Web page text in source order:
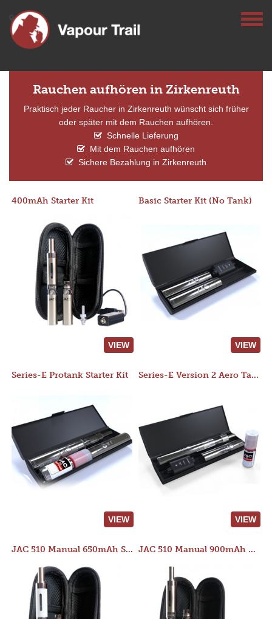
Rauchen aufhören in Zirkenreuth
Praktisch jeder Raucher in Zirkenreuth wünscht sich früher
oder später mit dem Rauchen aufhören.
Schnelle Lieferung
Mit dem Rauchen aufhören
Sichere Bezahlung in Zirkenreuth
400mAh Starter Kit
VIEW
Basic Starter Kit (No Tank)
VIEW
Series-E Protank Starter Kit
VIEW
Series-E Version 2 Aero Tank Starter Kit
VIEW
JAC 510 Manual 650mAh Starter Kit JAC 510 Manual 900mAh Starter Kit